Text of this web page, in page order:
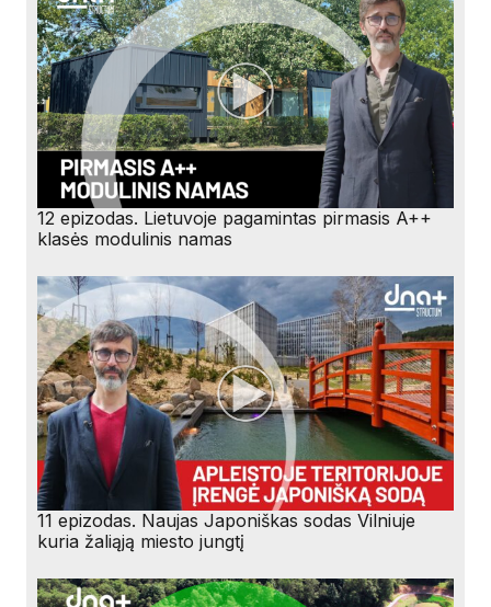
12 epizodas. Lietuvoje pagamintas pirmasis A++
klasės modulinis namas
11 epizodas. Naujas Japoniškas sodas Vilniuje
kuria žaliąją miesto jungtį